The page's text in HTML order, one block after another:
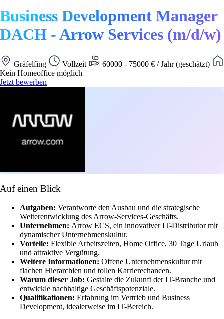
Business Development Manager
DACH - Arrow Services (m/d/w)
Gräfelfing Vollzeit
60000 - 75000 € / Jahr (geschätzt)
Kein Homeoffice möglich
Jetzt bewerben
Auf einen Blick
Aufgaben: Verantworte den Ausbau und die strategische
Weiterentwicklung des Arrow-Services-Geschäfts.
Unternehmen: Arrow ECS, ein innovativer IT-Distributor mit
dynamischer Unternehmenskultur.
Vorteile: Flexible Arbeitszeiten, Home Office, 30 Tage Urlaub
und attraktive Vergütung.
Weitere Informationen: Offene Unternehmenskultur mit
flachen Hierarchien und tollen Karrierechancen.
Warum dieser Job: Gestalte die Zukunft der IT-Branche und
entwickle nachhaltige Geschäftspotenziale.
Qualifikationen: Erfahrung im Vertrieb und Business
Development, idealerweise im IT-Bereich.